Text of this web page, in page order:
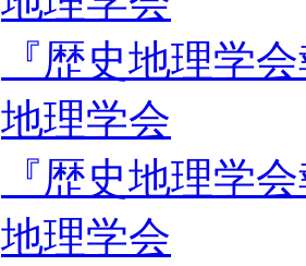
『歴史地理学
地理学会
『歴史地理学
地理学会